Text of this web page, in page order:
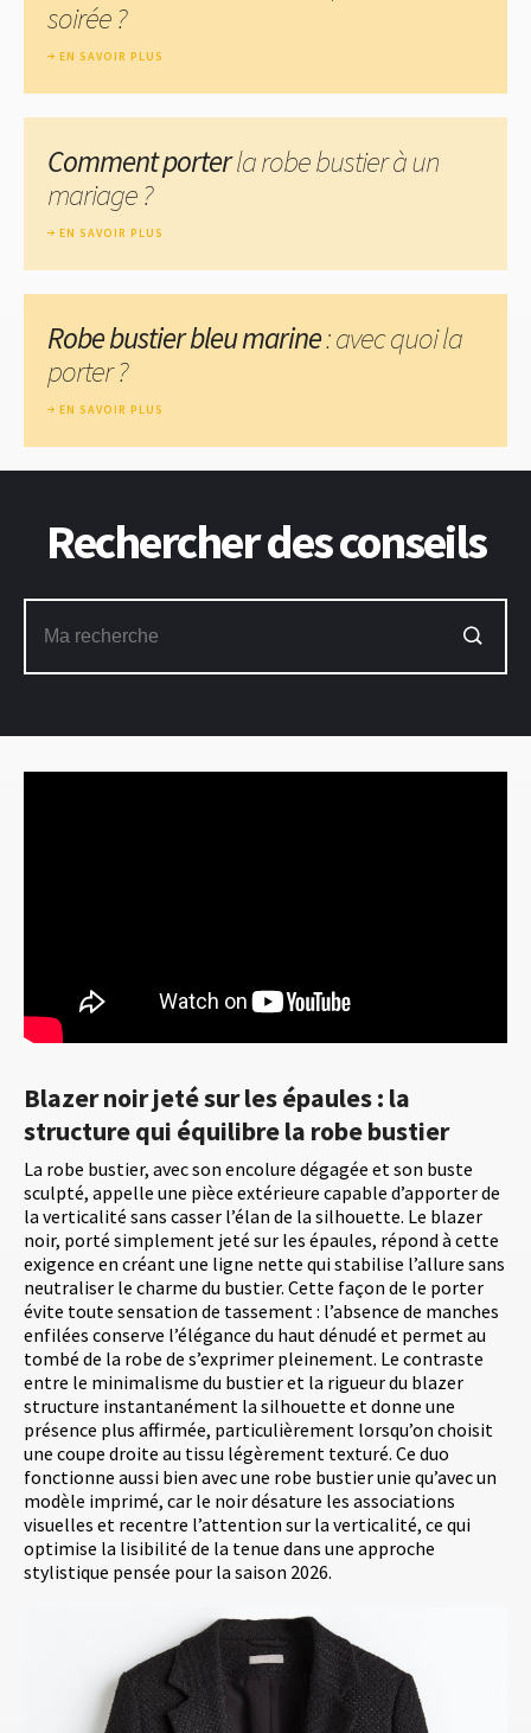
Blazer noir jeté sur les épaules : la
structure qui équilibre la robe bustier
La robe bustier, avec son encolure dégagée et son buste
sculpté, appelle une pièce extérieure capable d’apporter de
la verticalité sans casser l’élan de la silhouette. Le blazer
noir, porté simplement jeté sur les épaules, répond à cette
exigence en créant une ligne nette qui stabilise l’allure sans
neutraliser le charme du bustier. Cette façon de le porter
évite toute sensation de tassement : l’absence de manches
enfilées conserve l’élégance du haut dénudé et permet au
tombé de la robe de s’exprimer pleinement. Le contraste
entre le minimalisme du bustier et la rigueur du blazer
structure instantanément la silhouette et donne une
présence plus affirmée, particulièrement lorsqu’on choisit
une coupe droite au tissu légèrement texturé. Ce duo
fonctionne aussi bien avec une robe bustier unie qu’avec un
modèle imprimé, car le noir désature les associations
visuelles et recentre l’attention sur la verticalité, ce qui
optimise la lisibilité de la tenue dans une approche
stylistique pensée pour la saison 2026.
soirée ?
EN SAVOIR PLUS
Comment porterla robe bustier à un
mariage ?
EN SAVOIR PLUS
Robe bustier bleu marine: avec quoi la
porter ?
EN SAVOIR PLUS
Rechercher des conseils